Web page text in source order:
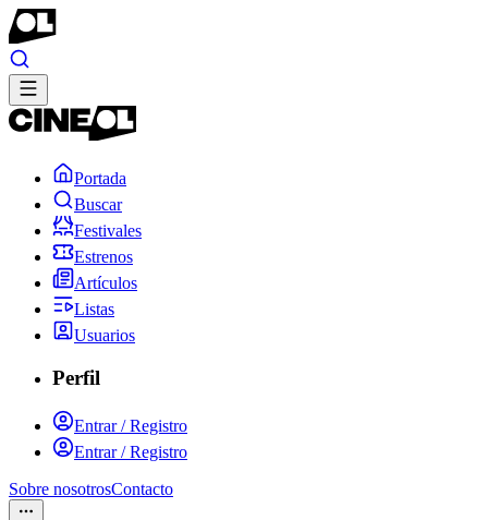
Portada
Buscar
Festivales
Estrenos
Artículos
Listas
Usuarios
Perfil
Entrar / Registro
Entrar / Registro
Sobre nosotrosContacto